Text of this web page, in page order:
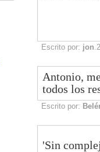
Escrito por: jon
Antonio,
todos los
Escrito por:
'Sin